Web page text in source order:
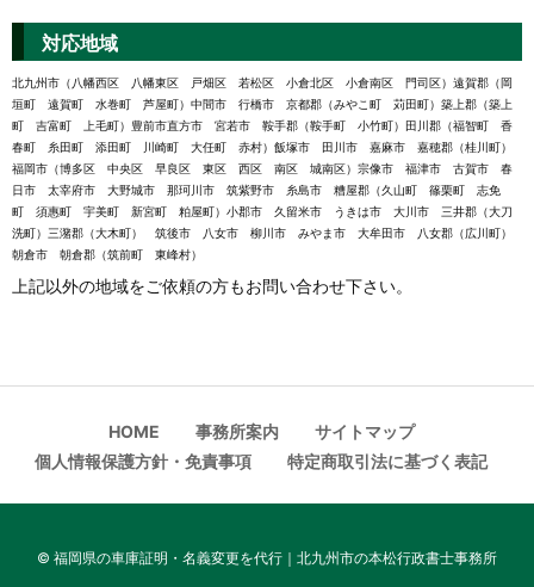
対応地域
北九州市（八幡西区 八幡東区 戸畑区 若松区 小倉北区 小倉南区 門司区）遠賀郡（岡
垣町 遠賀町 水巻町 芦屋町）中間市 行橋市 京都郡（みやこ町 苅田町）築上郡（築上
町 吉富町 上毛町）豊前市直方市 宮若市 鞍手郡（鞍手町 小竹町）田川郡（福智町 香
春町 糸田町 添田町 川崎町 大任町 赤村）飯塚市 田川市 嘉麻市 嘉穂郡（桂川町）
福岡市（博多区 中央区 早良区 東区 西区 南区 城南区）宗像市 福津市 古賀市 春
日市 太宰府市 大野城市 那珂川市 筑紫野市 糸島市 糟屋郡（久山町 篠栗町 志免
町 須惠町 宇美町 新宮町 粕屋町）小郡市 久留米市 うきは市 大川市 三井郡（大刀
洗町）三潴郡（大木町） 筑後市 八女市 柳川市 みやま市 大牟田市 八女郡（広川町）
朝倉市 朝倉郡（筑前町 東峰村）
上記以外の地域をご依頼の方もお問い合わせ下さい。
HOME 事務所案内
サイトマップ
個人情報保護方針・免責事項
特定商取引法に基づく表記
© 福岡県の車庫証明・名義変更を代行｜北九州市の本松行政書士事務所